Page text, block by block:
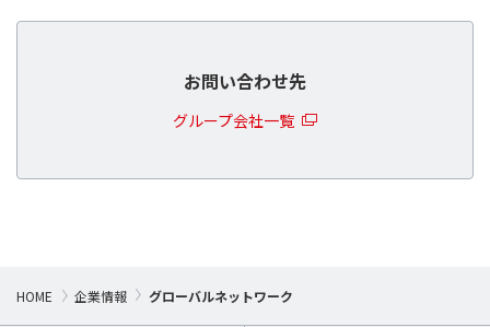
お問い合わせ先
グループ会社一覧
HOME 企業情報 グローバルネットワーク